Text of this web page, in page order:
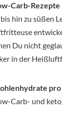
Carb-Rezepte
hin zu süßen
Du nicht
in der
Carb- und